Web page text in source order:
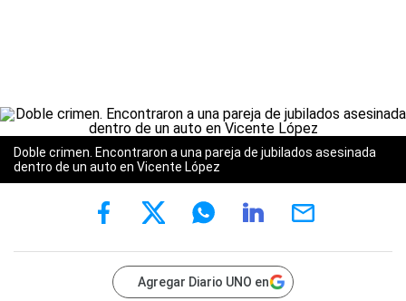
Doble crimen. Encontraron a una pareja de jubilados asesinada
dentro de un auto en Vicente López
Agregar Diario UNO en